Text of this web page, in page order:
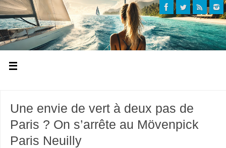
Une envie de vert à deux pas de
Paris ? On s’arrête au Mövenpick
Paris Neuilly